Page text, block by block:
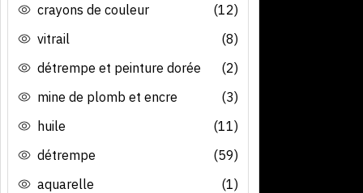
crayons de couleur
(12)
vitrail
(8)
détrempe et peinture dorée
(2)
mine de plomb et encre
(3)
huile
(11)
détrempe
(59)
aquarelle
(1)